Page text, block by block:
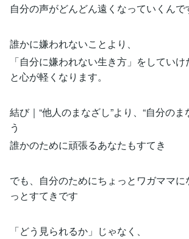
自分の声がどんどん遠くなっていくんで
誰かに嫌われないことより、
「自分に嫌われない生き方」をしてい
と心が軽くなります。
結び｜“他人のまなざし”より、“自分のま
う
誰かのために頑張るあなたもすてき
でも、自分のためにちょっとワガママに
っとすてきです
「どう見られるか」じゃなく、